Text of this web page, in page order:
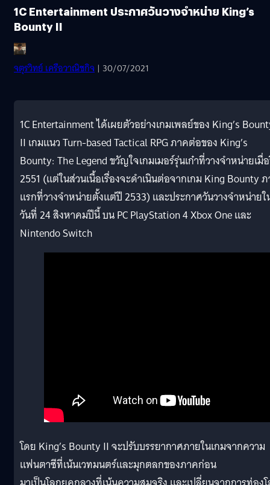
1C Entertainment ประกาศวันวางจำหน่าย King’s
Bounty II
จตุรวิทย์ เครือวาณิชกิจ | 30/07/2021
1C Entertainment ได้เผยตัวอย่างเกมเพลย์ของ King’s
II เกมแนว Turn-based Tactical RPG ภาคต่อของ King’s
Bounty: The Legend ขวัญใจเกมเมอร์รุ่นเก๋าที่วางจำหน่ายเมื่
2551 (แต่ในส่วนเนื้อเรื่องจะดำเนินต่อจากเกม King Bounty
แรกที่วางจำหน่ายตั้งแต่ปี 2533) และประกาศวันวางจำหน่ายใ
วันที่ 24 สิงหาคมปีนี้ บน PC PlayStation 4 Xbox One และ
Nintendo Switch
โดย King’s Bounty II จะปรับบรรยากาศภายในเกมจากความ
แฟนตาซีที่เน้นเวทมนตร์และมุกตลกของภาคก่อน